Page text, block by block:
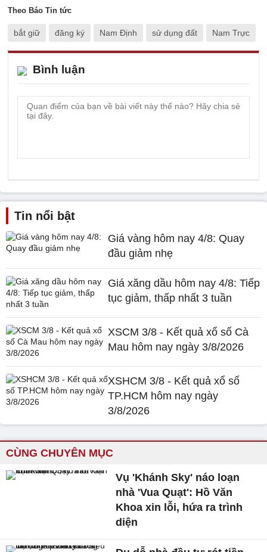
Theo Báo Tin tức
bắt giữ đăng ký Nam Định sử dụng đất Nam Trực
Bình luận
Tin nổi bật
Giá vàng hôm nay 4/8: Quay
đầu giảm nhẹ
Giá xăng dầu hôm nay 4/8: Tiếp
tục giảm, thấp nhất 3 tuần
XSCM 3/8 - Kết quả xổ số Cà
Mau hôm nay ngày 3/8/2026
XSHCM 3/8 - Kết quả xổ số
TP.HCM hôm nay ngày
3/8/2026
CÙNG CHUYÊN MỤC
Vụ 'Khánh Sky' náo loạn
nhà 'Vua Quạt': Hồ Văn
Khoa xin lỗi, hứa ra trình
diện